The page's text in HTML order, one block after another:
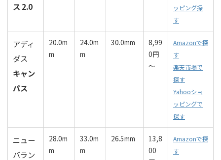
ス 2.0
ッピング探
す
アディ
ダス
キャン
パス
20.0m
m
24.0m
m
30.0mm
8,99
0円
～
Amazonで探
す
楽天市場で
探す
Yahooショ
ッピングで
探す
ニュー
バラン
28.0m
m
33.0m
m
26.5mm
13,8
00
Amazonで探
す